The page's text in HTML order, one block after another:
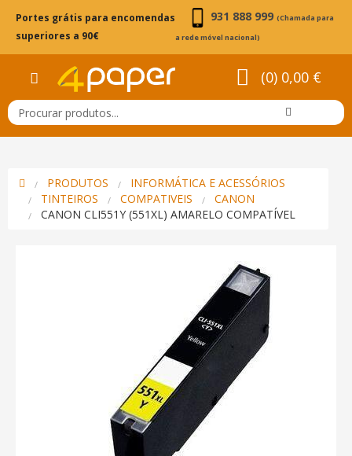
Portes grátis para encomendas
superiores a 90€
931 888 999 (Chamada para
a rede móvel nacional)
(0) 0,00 €
PRODUTOS
INFORMÁTICA E ACESSÓRIOS
TINTEIROS
COMPATIVEIS
CANON
CANON CLI551Y (551XL) AMARELO COMPATÍVEL